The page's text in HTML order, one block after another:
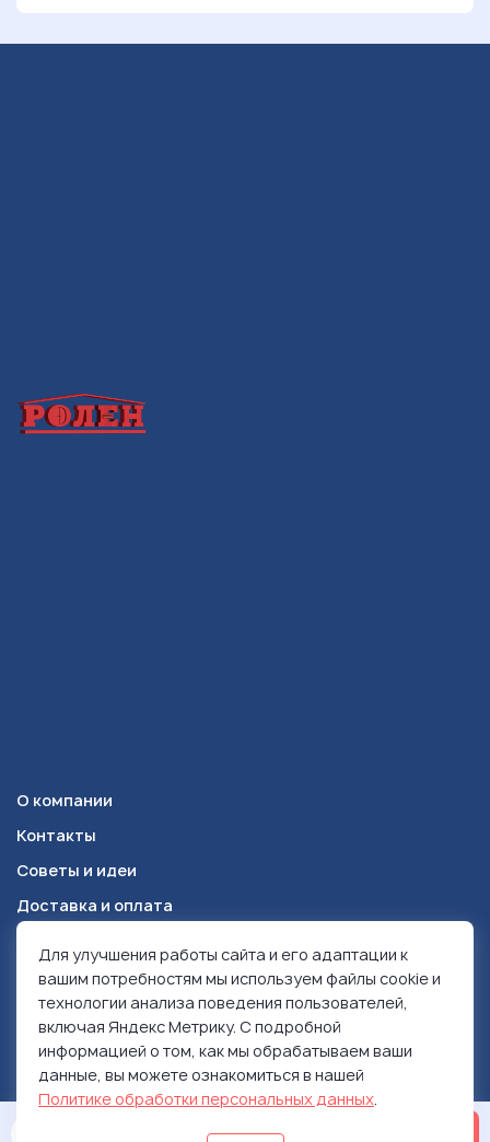
ОСТАВИТЬ ЗАЯВКУ
О компании
Контакты
Советы и идеи
Доставка и оплата
Красноярск +7 (391) 278-49-84
© 1999-2026 Ролен
Политика конфиденциальности
Использование контента
Для улучшения работы сайта и его адаптации к
вашим потребностям мы используем файлы cookie и
технологии анализа поведения пользователей,
включая Яндекс Метрику. С подробной
информацией о том, как мы обрабатываем ваши
данные, вы можете ознакомиться в нашей
Политике обработки персональных данных.